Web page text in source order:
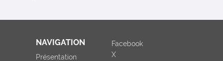
NAVIGATION
Présentation
Facebook
X